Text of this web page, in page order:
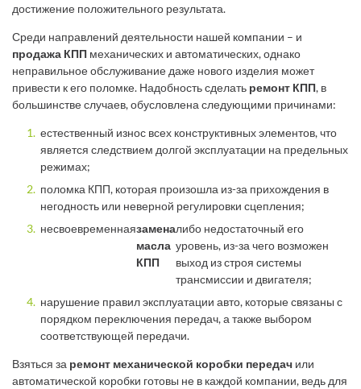
достижение положительного результата.
Среди направлений деятельности нашей компании – и
продажа КПП механических и автоматических, однако
неправильное обслуживание даже нового изделия может
привести к его поломке. Надобность сделать ремонт КПП, в
большинстве случаев, обусловлена следующими причинами:
естественный износ всех конструктивных элементов, что
является следствием долгой эксплуатации на предельных
режимах;
поломка КПП, которая произошла из-за прихождения в
негодность или неверной регулировки сцепления;
несвоевременнаязамена
масла
КПП
либо недостаточный его
уровень, из-за чего возможен
выход из строя системы
трансмиссии и двигателя;
нарушение правил эксплуатации авто, которые связаны с
порядком переключения передач, а также выбором
соответствующей передачи.
Взяться за ремонт механической коробки передач или
автоматической коробки готовы не в каждой компании, ведь для